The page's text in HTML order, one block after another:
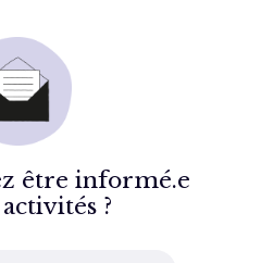
être informé.e
?